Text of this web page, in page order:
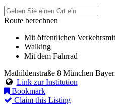
Route berechnen
Mit öffentlichen
Walking
Mit dem Fahrrad
Mathildenstraße 8 München
Link zur Institution
Bookmark
Claim this Listing